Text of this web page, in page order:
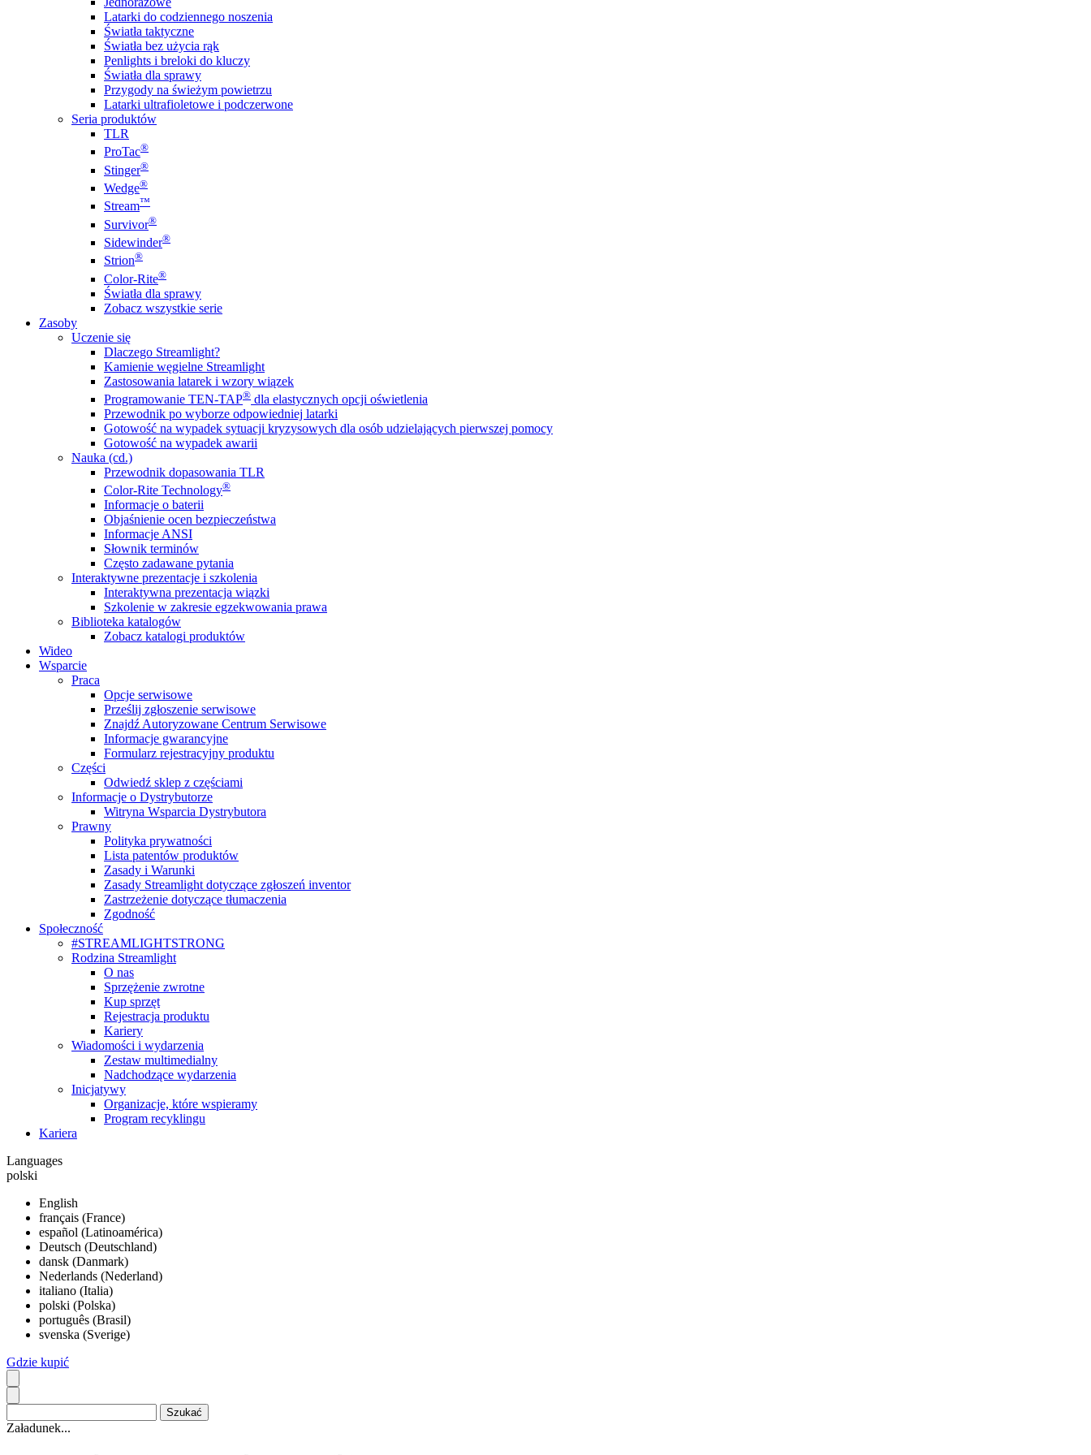
Latarki do codziennego noszenia
Światła taktyczne
Światła bez użycia rąk
Penlights i breloki do kluczy
Światła dla sprawy
Przygody na świeżym powietrzu
Latarki ultrafioletowe i podczerwone
Seria produktów
TLR
ProTac®
Stinger®
Wedge®
Stream™
Survivor®
Sidewinder®
Strion®
Color-Rite®
Światła dla sprawy
Zobacz wszystkie serie
Zasoby
Uczenie się
Dlaczego Streamlight?
Kamienie węgielne Streamlight
Zastosowania latarek i wzory wiązek
Programowanie TEN-TAP® dla elastycznych opcji oświetlenia
Przewodnik po wyborze odpowiedniej latarki
Gotowość na wypadek sytuacji kryzysowych dla osób udzielających pierwszej pomocy
Gotowość na wypadek awarii
Nauka (cd.)
Przewodnik dopasowania TLR
Color-Rite Technology®
Informacje o baterii
Objaśnienie ocen bezpieczeństwa
Informacje ANSI
Słownik terminów
Często zadawane pytania
Interaktywne prezentacje i szkolenia
Interaktywna prezentacja wiązki
Szkolenie w zakresie egzekwowania prawa
Biblioteka katalogów
Zobacz katalogi produktów
Wideo
Wsparcie
Praca
Opcje serwisowe
Prześlij zgłoszenie serwisowe
Znajdź Autoryzowane Centrum Serwisowe
Informacje gwarancyjne
Formularz rejestracyjny produktu
Części
Odwiedź sklep z częściami
Informacje o Dystrybutorze
Witryna Wsparcia Dystrybutora
Prawny
Polityka prywatności
Lista patentów produktów
Zasady i Warunki
Zasady Streamlight dotyczące zgłoszeń inventor
Zastrzeżenie dotyczące tłumaczenia
Zgodność
Społeczność
#STREAMLIGHTSTRONG
Rodzina Streamlight
O nas
Sprzężenie zwrotne
Kup sprzęt
Rejestracja produktu
Kariery
Wiadomości i wydarzenia
Zestaw multimedialny
Nadchodzące wydarzenia
Inicjatywy
Organizacje, które wspieramy
Program recyklingu
Kariera
Languages
polski
English
français (France)
español (Latinoamérica)
Deutsch (Deutschland)
dansk (Danmark)
Nederlands (Nederland)
italiano (Italia)
polski (Polska)
português (Brasil)
svenska (Sverige)
Gdzie kupić
Załadunek...